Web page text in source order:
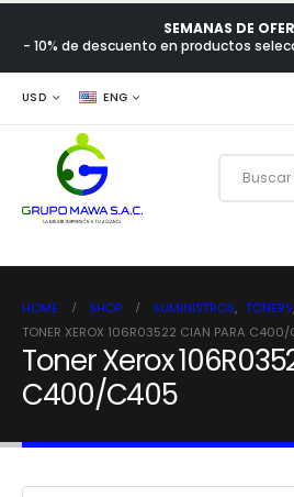
SEMANAS DE
- 10% de descuento en productos
USD ENG
HOME SHOP SUMINISTROS, TONERS,
TONER XEROX 106R03522 CIAN PARA
Toner Xerox
C400/C405